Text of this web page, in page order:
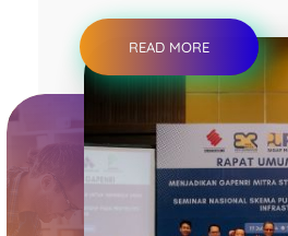
READ MORE